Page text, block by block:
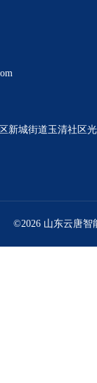
新城街道玉清社区
©2026 山东云唐